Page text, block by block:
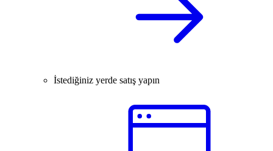
İstediğiniz yerde satış yapın